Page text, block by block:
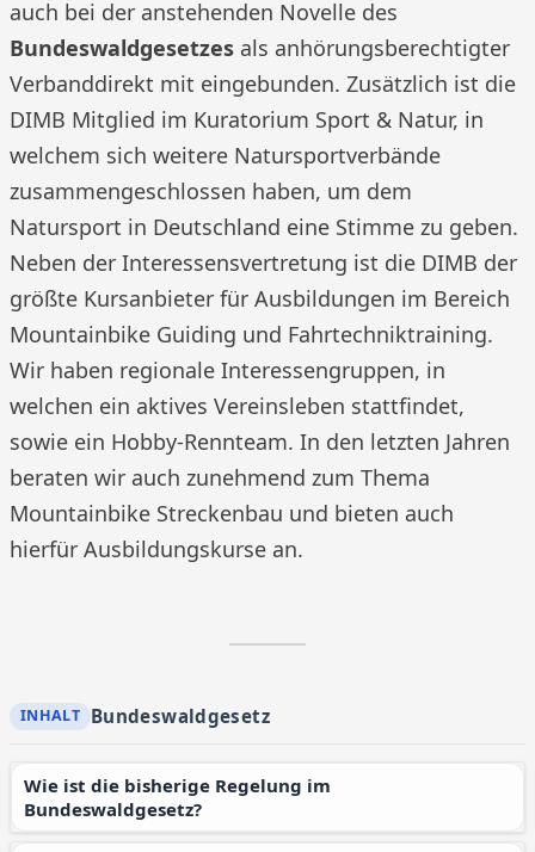
auch bei der anstehenden Novelle des
Bundeswaldgesetzes als anhörungsberechtigter
Verbanddirekt mit eingebunden. Zusätzlich ist die
DIMB Mitglied im Kuratorium Sport & Natur, in
welchem sich weitere Natursportverbände
zusammengeschlossen haben, um dem
Natursport in Deutschland eine Stimme zu geben.
Neben der Interessensvertretung ist die DIMB der
größte Kursanbieter für Ausbildungen im Bereich
Mountainbike Guiding und Fahrtechniktraining.
Wir haben regionale Interessengruppen, in
welchen ein aktives Vereinsleben stattfindet,
sowie ein Hobby-Rennteam. In den letzten Jahren
beraten wir auch zunehmend zum Thema
Mountainbike Streckenbau und bieten auch
hierfür Ausbildungskurse an.
Bundeswaldgesetz
Wie ist die bisherige Regelung im
Bundeswaldgesetz?